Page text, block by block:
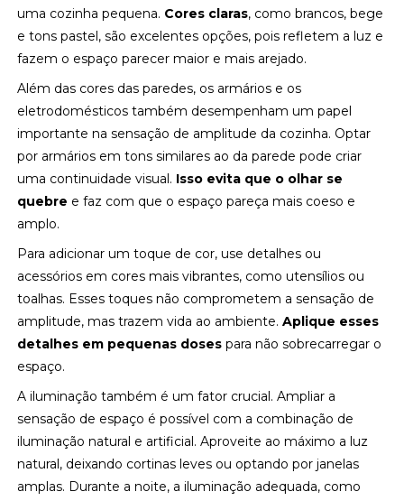
uma cozinha pequena. Cores claras, como brancos, bege
e tons pastel, são excelentes opções, pois refletem a luz e
fazem o espaço parecer maior e mais arejado.
Além das cores das paredes, os armários e os
eletrodomésticos também desempenham um papel
importante na sensação de amplitude da cozinha. Optar
por armários em tons similares ao da parede pode criar
uma continuidade visual. Isso evita que o olhar se
quebre e faz com que o espaço pareça mais coeso e
amplo.
Para adicionar um toque de cor, use detalhes ou
acessórios em cores mais vibrantes, como utensílios ou
toalhas. Esses toques não comprometem a sensação de
amplitude, mas trazem vida ao ambiente.Aplique esses
detalhes em pequenas doses para não sobrecarregar o
espaço.
A iluminação também é um fator crucial. Ampliar a
sensação de espaço é possível com a combinação de
iluminação natural e artificial. Aproveite ao máximo a luz
natural, deixando cortinas leves ou optando por janelas
amplas. Durante a noite, a iluminação adequada, como